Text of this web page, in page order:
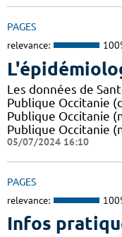
PAGES
relevance:
Les données de
Publique Occitanie
Publique Occitanie
Publique Occitanie
05/07/2024 16:10
PAGES
relevance:
Infos